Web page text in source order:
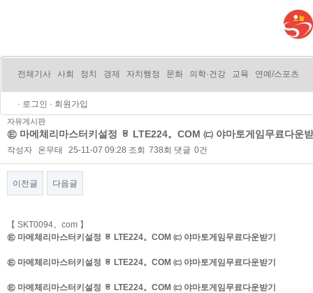
전체기사 사회 정치 경제 자치행정 문화 의학·건강 교육 연예/스포츠
· 로그인 · 회원가입
자유게시판
㉫ 마메체리마스터키설정 ㅱ LTE224。COM ㈂ 야마토게임무료다운
작성자 온무태 25-11-07 09:28 조회 738회 댓글 0건
이전글 다음글
【 SKT0094。com 】
㉫ 마메체리마스터키설정 ㅱ LTE224。COM ㈂ 야마토게임무료다운받기
㉫ 마메체리마스터키설정 ㅱ LTE224。COM ㈂ 야마토게임무료다운받기
㉫ 마메체리마스터키설정 ㅱ LTE224。COM ㈂ 야마토게임무료다운받기